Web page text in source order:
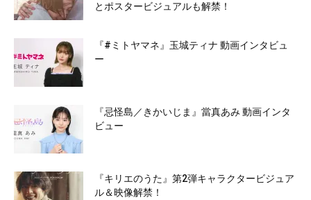
とポスタービジュアルも解禁！
『#ミトヤマネ』玉城ティナ 動画インタビュ
ー
『忌怪島／きかいじま』當真あみ 動画インタ
ビュー
『キリエのうた』第2弾キャラクタービジュア
ル＆映像解禁！